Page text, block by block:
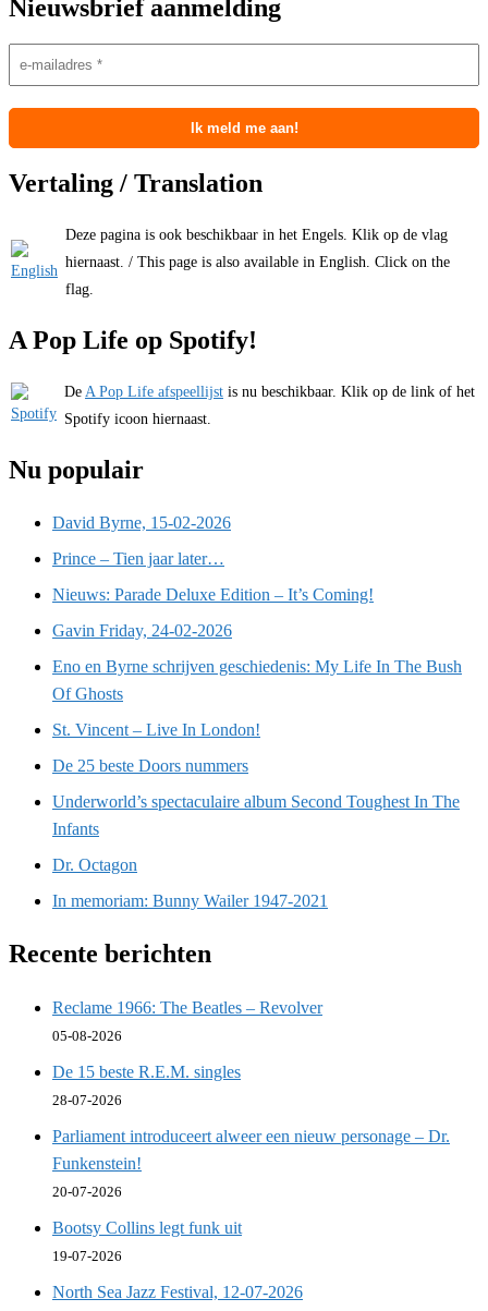
Nieuwsbrief aanmelding
Vertaling / Translation
Deze pagina is ook beschikbaar in het Engels. Klik op de vlag
hiernaast. / This page is also available in English. Click on the
flag.
A Pop Life op Spotify!
De A Pop Life afspeellijst is nu beschikbaar. Klik op de link of het
Spotify icoon hiernaast.
Nu populair
David Byrne, 15-02-2026
Prince – Tien jaar later…
Nieuws: Parade Deluxe Edition – It’s Coming!
Gavin Friday, 24-02-2026
Eno en Byrne schrijven geschiedenis: My Life In The Bush
Of Ghosts
St. Vincent – Live In London!
De 25 beste Doors nummers
Underworld’s spectaculaire album Second Toughest In The
Infants
Dr. Octagon
In memoriam: Bunny Wailer 1947-2021
Recente berichten
Reclame 1966: The Beatles – Revolver
05-08-2026
De 15 beste R.E.M. singles
28-07-2026
Parliament introduceert alweer een nieuw personage – Dr.
Funkenstein!
20-07-2026
Bootsy Collins legt funk uit
19-07-2026
North Sea Jazz Festival, 12-07-2026